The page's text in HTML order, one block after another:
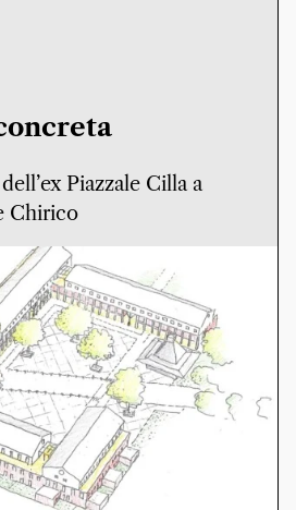
Piazzale Cilla a
Chirico